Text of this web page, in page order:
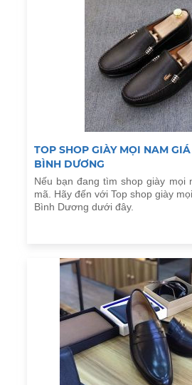
TOP SHOP GIÀY MỌI NAM
BÌNH DƯƠNG
Nếu bạn đang tìm shop giày mọi
mã. Hãy đến với Top shop giày
Bình Dương dưới đây.